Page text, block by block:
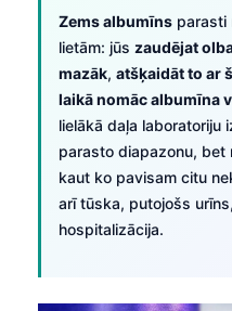
Zems albumīns parasti
lietām: jūs zaudējat
mazāk, atšķaidāt to ar
laikā nomāc albumīna
lielākā daļa laboratoriju
parasto diapazonu, bet
kaut ko pavisam citu
arī tūska, putojošs
hospitalizācija.